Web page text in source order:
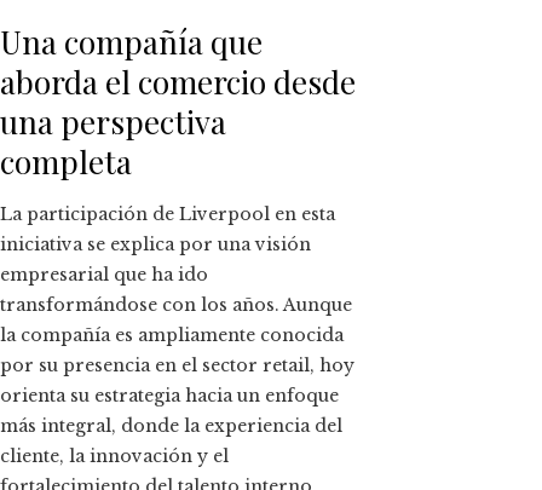
Una compañía que
aborda el comercio desde
una perspectiva
completa
La participación de Liverpool en esta
iniciativa se explica por una visión
empresarial que ha ido
transformándose con los años. Aunque
la compañía es ampliamente conocida
por su presencia en el sector retail, hoy
orienta su estrategia hacia un enfoque
más integral, donde la experiencia del
cliente, la innovación y el